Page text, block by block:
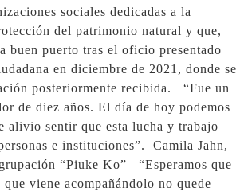
sociales dedicadas a la
del patrimonio natural y que,
buen puerto tras el oficio presentado
en diciembre de 2021, donde se
posteriormente recibida. “Fue un
de diez años. El día de hoy podemos
alivio sentir que esta lucha y trabajo
e instituciones”. Camila Jahn,
“Piuke Ko” “Esperamos que
viene acompañándolo no quede